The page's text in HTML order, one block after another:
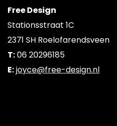
Free Design
Stationsstraat 1C
2371 SH Roelofarendsveen
T:06 20296185
E:joyce@free-design.nl